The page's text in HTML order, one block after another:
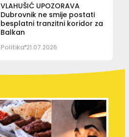
VLAHUŠIĆ UPOZORAVA
Dubrovnik ne smije postati
besplatni tranzitni koridor za
Balkan
Politika 21.07.2026